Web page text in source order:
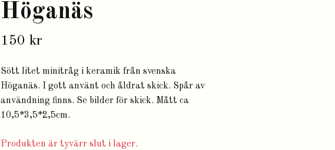
Höganäs
150 kr
Sött litet minitråg i keramik från svenska
Höganäs. I gott använt och åldrat skick. Spår av
användning finns. Se bilder för skick. Mått ca
10,5*3,5*2,5cm.
Produkten är tyvärr slut i lager.